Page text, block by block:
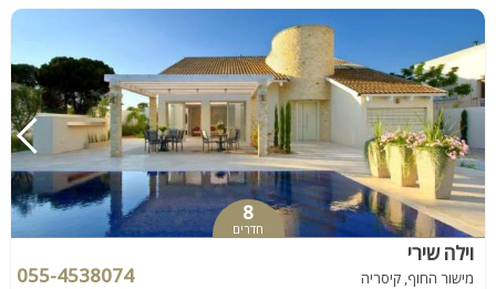
8
חדרים
וילה שירי
מישור החוף, קיסריה 055-4538074